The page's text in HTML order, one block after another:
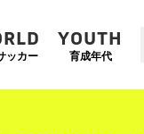
ッカー
YOUTH
育成年代